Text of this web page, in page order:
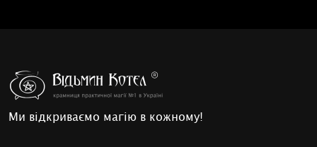
Ми відкриваємо магію в кожному!